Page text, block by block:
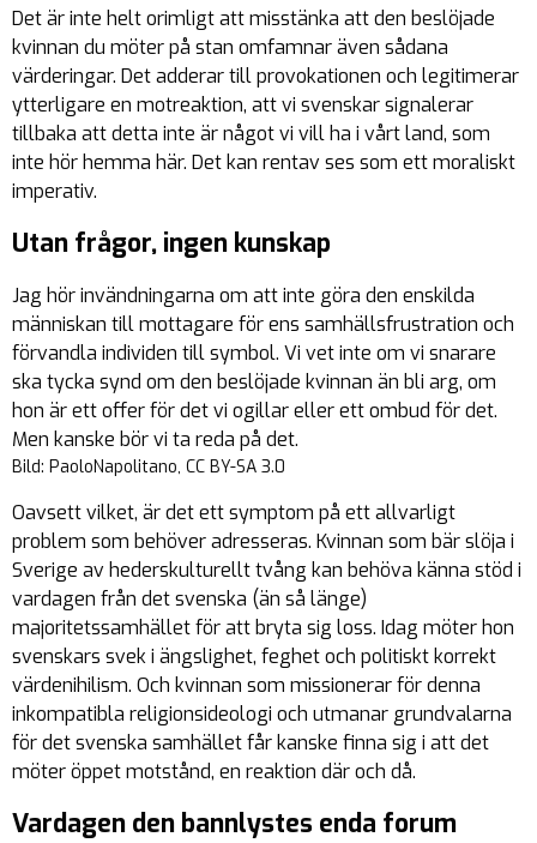
Det är inte helt orimligt att misstänka att den beslöjade
kvinnan du möter på stan omfamnar även sådana
värderingar. Det adderar till provokationen och legitimerar
ytterligare en motreaktion, att vi svenskar signalerar
tillbaka att detta inte är något vi vill ha i vårt land, som
inte hör hemma här. Det kan rentav ses som ett moraliskt
imperativ.
Utan frågor, ingen kunskap
Jag hör invändningarna om att inte göra den enskilda
människan till mottagare för ens samhällsfrustration och
förvandla individen till symbol. Vi vet inte om vi snarare
ska tycka synd om den beslöjade kvinnan än bli arg, om
hon är ett offer för det vi ogillar eller ett ombud för det.
Men kanske bör vi ta reda på det.
Bild: PaoloNapolitano, CC BY-SA 3.0
Oavsett vilket, är det ett symptom på ett allvarligt
problem som behöver adresseras. Kvinnan som bär slöja i
Sverige av hederskulturellt tvång kan behöva känna stöd i
vardagen från det svenska (än så länge)
majoritetssamhället för att bryta sig loss. Idag möter hon
svenskars svek i ängslighet, feghet och politiskt korrekt
värdenihilism. Och kvinnan som missionerar för denna
inkompatibla religionsideologi och utmanar grundvalarna
för det svenska samhället får kanske finna sig i att det
möter öppet motstånd, en reaktion där och då.
Vardagen den bannlystes enda forum